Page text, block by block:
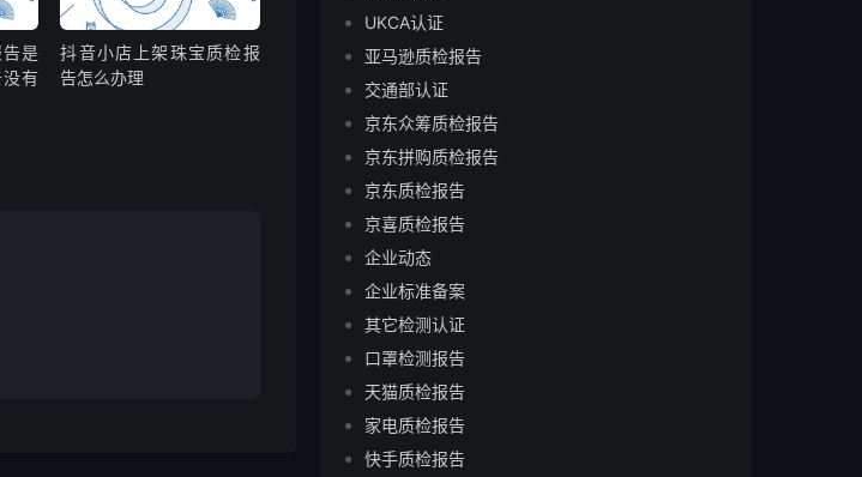
是
有
抖音小店上架珠宝质检报
告怎么办理
UKCA认证
亚马逊质检报告
交通部认证
京东众筹质检报告
京东拼购质检报告
京东质检报告
京喜质检报告
企业动态
企业标准备案
其它检测认证
口罩检测报告
天猫质检报告
家电质检报告
快手质检报告